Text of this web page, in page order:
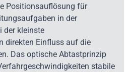
Positionsauflösung für
in der
der kleinste
direkten Einfluss auf die
Das optische Abtastprinzip
stabile